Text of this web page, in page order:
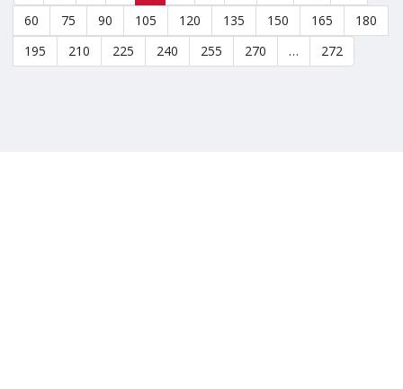
60
75 90 105 120 135 150 165
180
195
210 225 240 255 270 … 272